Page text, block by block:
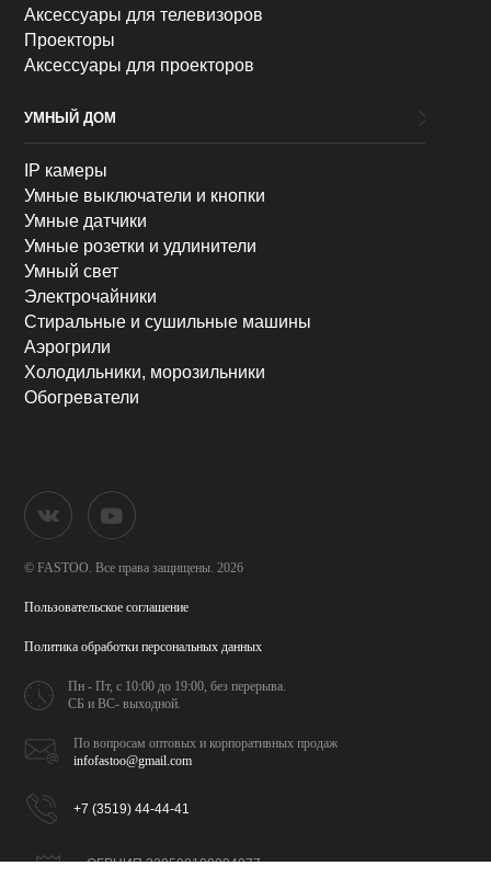
Аксессуары для телевизоров
Проекторы
Аксессуары для проекторов
УМНЫЙ ДОМ
IP камеры
Умные выключатели и кнопки
Умные датчики
Умные розетки и удлинители
Умный свет
Электрочайники
Стиральные и сушильные машины
Аэрогрили
Холодильники, морозильники
Обогреватели
© FASTOO. Все права защищены. 2026
Пользовательское соглашение
Политика обработкиперсональных данных
Пн - Пт, с 10:00 до 19:00,без перерыва.
СБ и ВС- выходной.
По вопросам оптовых икорпоративных продаж
infofastoo@gmail.com
+7 (3519) 44-44-41
ОГРНИП 320508100094077